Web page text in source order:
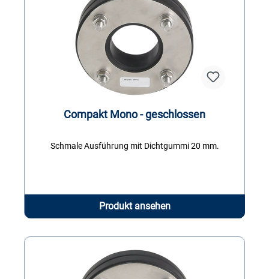
Compakt Mono - geschlossen
Schmale Ausführung mit Dichtgummi 20 mm.
Produkt ansehen